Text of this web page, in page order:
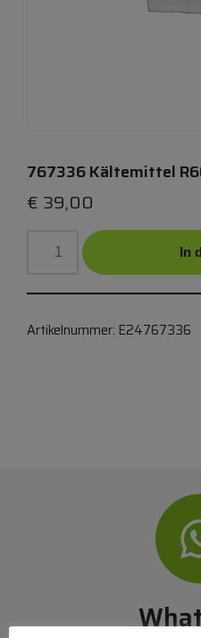
767336 Kältemittel
€ 39,00
In
Artikelnummer: E24767336